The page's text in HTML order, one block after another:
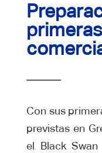
prim
Con sus
previstas en
el Black